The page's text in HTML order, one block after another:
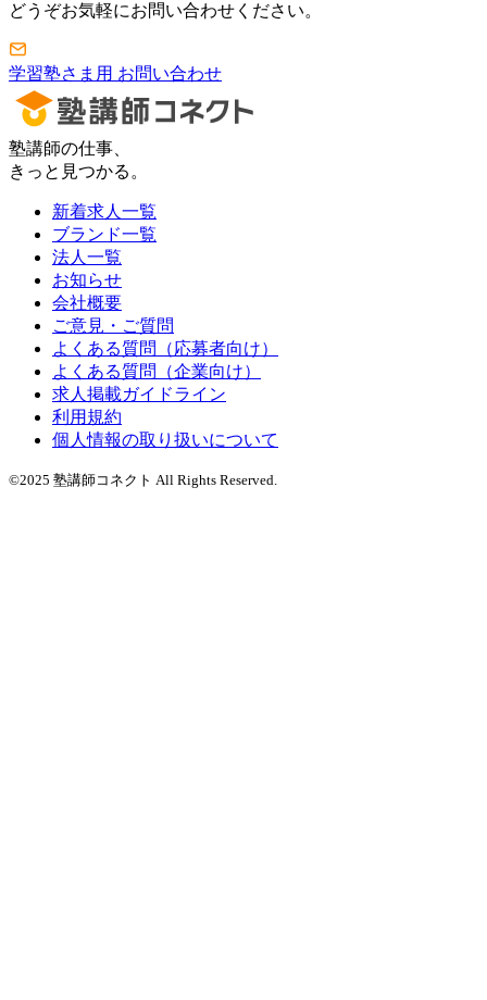
どうぞお気軽にお問い合わせください。
学習塾さま用 お問い合わせ
塾講師の仕事、
きっと見つかる。
新着求人一覧
ブランド一覧
法人一覧
お知らせ
会社概要
ご意見・ご質問
よくある質問（応募者向け）
よくある質問（企業向け）
求人掲載ガイドライン
利用規約
個人情報の取り扱いについて
©2025 塾講師コネクト All Rights Reserved.